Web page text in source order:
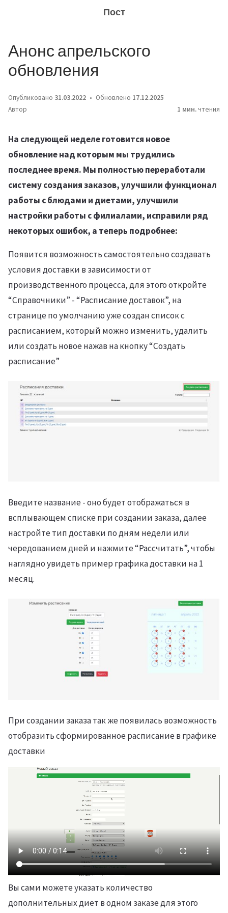
Пост
Анонс апрельского
обновления
Опубликовано 31.03.2022 Обновлено 17.12.2025
Автор
1 мин.чтения
На следующей неделе готовится новое
обновление над которым мы трудились
последнее время. Мы полностью переработали
систему создания заказов, улучшили функционал
работы с блюдами и диетами, улучшили
настройки работы с филиалами, исправили ряд
некоторых ошибок, а теперь подробнее:
Появится возможность самостоятельно создавать
условия доставки в зависимости от
производственного процесса, для этого откройте
“Справочники” - “Расписание доставок”, на
странице по умолчанию уже создан список с
расписанием, который можно изменить, удалить
или создать новое нажав на кнопку “Создать
расписание”
Введите название - оно будет отображаться в
всплывающем списке при создании заказа, далее
настройте тип доставки по дням недели или
чередованием дней и нажмите “Рассчитать”, чтобы
наглядно увидеть пример графика доставки на 1
месяц.
При создании заказа так же появилась возможность
отобразить сформированное расписание в графике
доставки
Вы сами можете указать количество
дополнительных диет в одном заказе для этого